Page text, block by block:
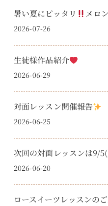
暑い夏にピッタリ メロ
2026-07-26
生徒様作品紹介
2026-06-29
対面レッスン開催報告
2026-06-25
次回の対面レッスンは9/
2026-06-20
ロースイーツレッスンの